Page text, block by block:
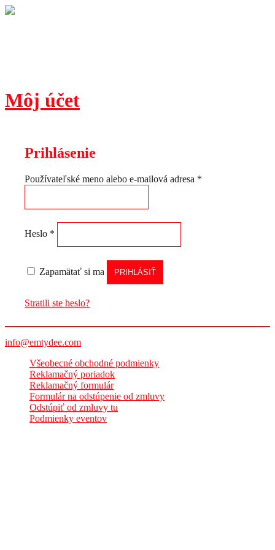
Môj účet
Prihlásenie
Používateľské meno alebo e-mailová adresa *
Heslo *
Zapamätať si ma PRIHLÁSIŤ
Stratili ste heslo?
info@emtydee.com
Všeobecné obchodné podmienky
Reklamačný poriadok
Reklamačný formulár
Formulár na odstúpenie od zmluvy
Odstúpiť od zmluvy tu
Podmienky eventov